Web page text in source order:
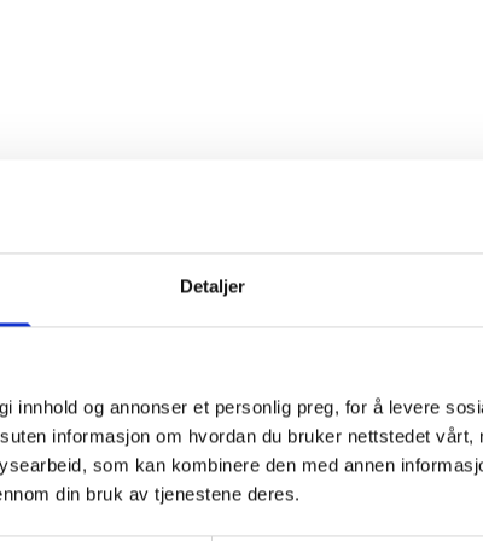
Detaljer
innhold og annonser et personlig preg, for å levere
informasjon om hvordan du bruker nettstedet vårt,
som kan kombinere den med annen
din bruk av tjenestene deres.
og montering av sanitærutstyr
og hjelper deg å velge det som
med gjeldende standarder i bransjen. I
fungerer optimalt og forhindrer at